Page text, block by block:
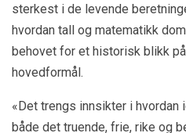
sterkest i de levende
hvordan tall og matematikk
behovet for et historisk blikk
hovedformål.
«Det trengs innsikter i
både det truende, frie, rike og